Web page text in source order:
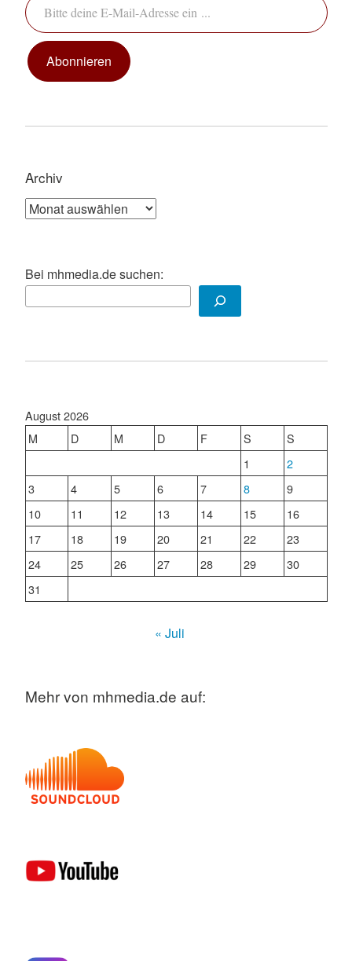
Abonnieren
Archiv
Archiv
Bei mhmedia.de suchen:
August 2026
M
D M D F S
S
1
2
3
4 5 6 7 8
9
10
11 12 13 14 15
16
17
18 19 20 21 22
23
24
25 26 27 28 29
30
31
« Juli
Mehr von mhmedia.de auf: